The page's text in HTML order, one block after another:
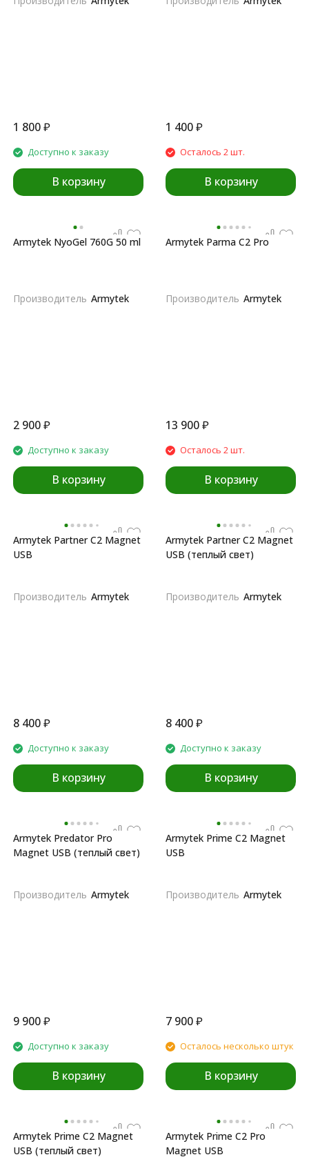
1 800₽
Доступно к заказу
В корзину
1 400₽
Осталось 2 шт.
В корзину
Armytek NyoGel 760G 50 ml
Производитель Armytek
2 900₽
Доступно к заказу
В корзину
Armytek Parma C2 Pro
Производитель Armytek
13 900₽
Осталось 2 шт.
В корзину
Armytek Partner C2 Magnet
USB
Производитель Armytek
8 400₽
Доступно к заказу
В корзину
Armytek Partner C2 Magnet
USB (теплый свет)
Производитель Armytek
8 400₽
Доступно к заказу
В корзину
Armytek Predator Pro
Magnet USB (теплый свет)
Производитель Armytek
9 900₽
Доступно к заказу
В корзину
Armytek Prime C2 Magnet
USB
Производитель Armytek
7 900₽
Осталось несколько штук
В корзину
Armytek Prime C2 Magnet
USB (теплый свет)
Armytek Prime C2 Pro
Magnet USB